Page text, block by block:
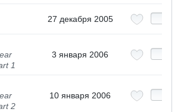
27 декабря 2005
1
3 января 2006
2
10 января 2006